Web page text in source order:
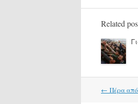
Related
Post
← Πέρα από